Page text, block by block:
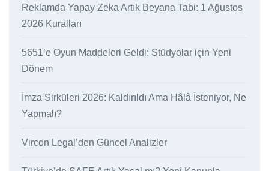
Reklamda Yapay Zeka Artık Beyana Tabi: 1 Ağustos
2026 Kuralları
5651’e Oyun Maddeleri Geldi: Stüdyolar için Yeni
Dönem
İmza Sirküleri 2026: Kaldırıldı Ama Hâlâ İsteniyor, Ne
Yapmalı?
Vircon Legal’den Güncel Analizler